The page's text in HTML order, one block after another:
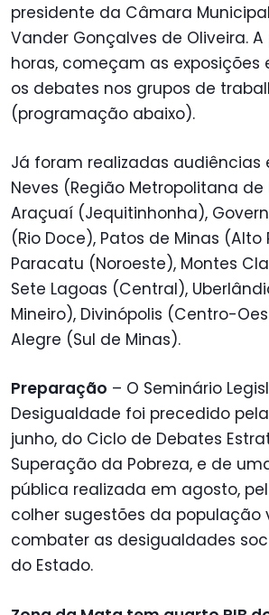
presidente da Câmara
Vander Gonçalves de Oliveira.
horas, começam as exposições
os debates nos grupos de
(programação abaixo).
Já foram realizadas audiências
Neves (Região Metropolitana de
Araçuaí (Jequitinhonha),
(Rio Doce), Patos de Minas
Paracatu (Noroeste), Montes
Sete Lagoas (Central),
Mineiro), Divinópolis (Centro-
Alegre (Sul de Minas).
Preparação – O Seminário
Desigualdade foi precedido
junho, do Ciclo de Debates
Superação da Pobreza, e de
pública realizada em agosto,
colher sugestões da população
combater as desigualdades
do Estado.